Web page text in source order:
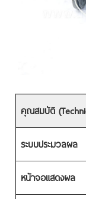
คุณสมบัติ
ระบบประมวลผล
หน้าจอแสดงผล